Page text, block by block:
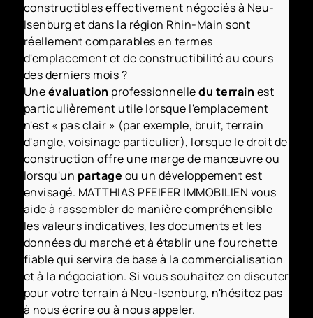
constructibles effectivement négociés à Neu-
Isenburg et dans la région Rhin-Main sont
réellement comparables en termes
d'emplacement et de constructibilité au cours
des derniers mois ?
Uneévaluation professionnelledu terrain est
particulièrement utile lorsque l'emplacement
n'est « pas clair » (par exemple, bruit, terrain
d'angle, voisinage particulier), lorsque le droit de
construction offre une marge de manœuvre ou
lorsqu'un partage ou un développement est
envisagé. MATTHIAS PFEIFER IMMOBILIEN vous
aide à rassembler de manière compréhensible
les valeurs indicatives, les documents et les
données du marché et à établir une fourchette
fiable qui servira de base à la commercialisation
et à la négociation. Si vous souhaitez en discuter
pour votre terrain à Neu-Isenburg, n'hésitez pas
à nous écrire ou à nous appeler.